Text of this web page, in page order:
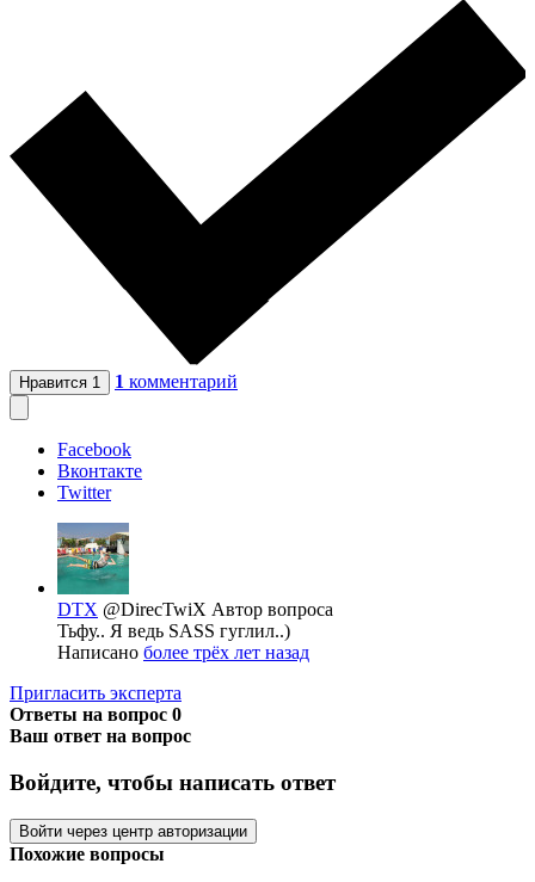
Нравится 1 1 комментарий
Facebook
Вконтакте
Twitter
DTX @DirecTwiX Автор вопроса
Тьфу.. Я ведь SASS гуглил..)
Написано более трёх лет назад
Пригласить эксперта
Ответы на вопрос 0
Ваш ответ на вопрос
Войдите, чтобы написать ответ
Войти через центр авторизации
Похожие вопросы